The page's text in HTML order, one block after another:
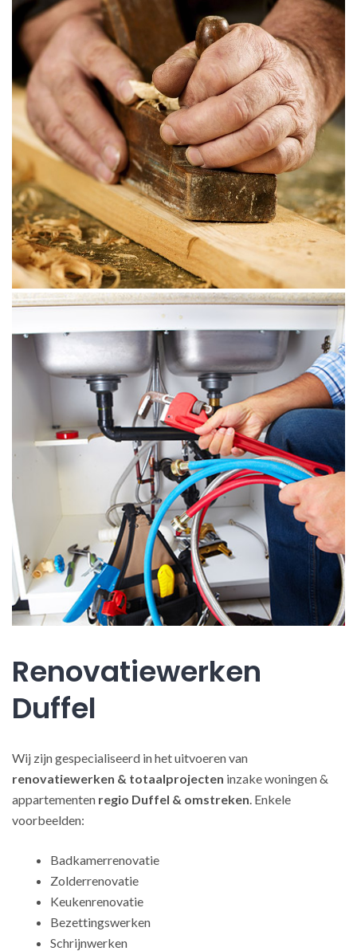
Renovatiewerken
Duffel
Wij zijn gespecialiseerd in het uitvoeren van
renovatiewerken & totaalprojecten inzake woningen &
appartementen regio Duffel & omstreken. Enkele
voorbeelden:
Badkamerrenovatie
Zolderrenovatie
Keukenrenovatie
Bezettingswerken
Schrijnwerken